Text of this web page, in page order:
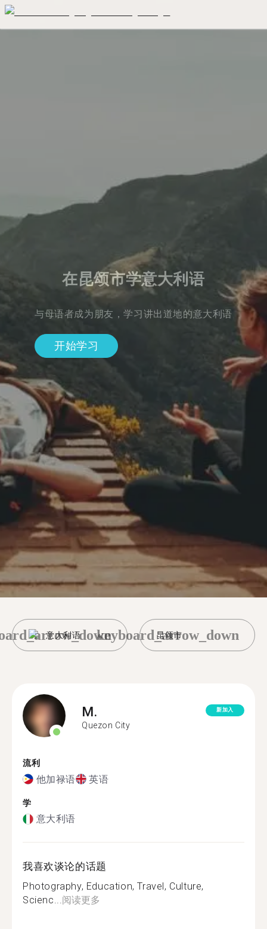
在昆颂市学意大利语
与母语者成为朋友，学习讲出道地的意大利语
开始学习
意大利语 昆颂市
keyboard_arrow_down
M.
Quezon City
新加入
流利
他加禄语 英语
学
意大利语
我喜欢谈论的话题
Photography, Education, Travel, Culture,
Scienc...阅读更多